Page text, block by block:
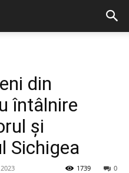
din
întâlnire
și
Sichigea
0
1739